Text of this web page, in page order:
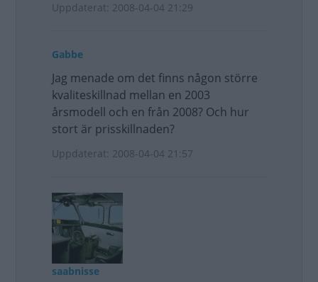
Uppdaterat: 2008-04-04 21:29
Gabbe
Jag menade om det finns någon större
kvaliteskillnad mellan en 2003
årsmodell och en från 2008? Och hur
stort är prisskillnaden?
Uppdaterat: 2008-04-04 21:57
saabnisse